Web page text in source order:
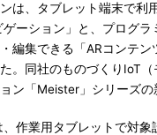
は、タブレット端末で利
ゲーション」と、プログラ
編集できる「ARコンテン
。同社のものづくりIoT
ン「Meister」シリーズの
作業用タブレットで対象